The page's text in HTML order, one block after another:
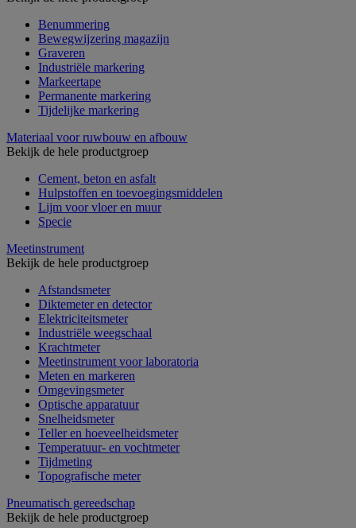
Benummering
Bewegwijzering magazijn
Graveren
Industriële markering
Markeertape
Permanente markering
Tijdelijke markering
Materiaal voor ruwbouw en afbouw
Bekijk de hele productgroep
Cement, beton en asfalt
Hulpstoffen en toevoegingsmiddelen
Lijm voor vloer en muur
Specie
Meetinstrument
Bekijk de hele productgroep
Afstandsmeter
Diktemeter en detector
Elektriciteitsmeter
Industriële weegschaal
Krachtmeter
Meetinstrument voor laboratoria
Meten en markeren
Omgevingsmeter
Optische apparatuur
Snelheidsmeter
Teller en hoeveelheidsmeter
Temperatuur- en vochtmeter
Tijdmeting
Topografische meter
Pneumatisch gereedschap
Bekijk de hele productgroep